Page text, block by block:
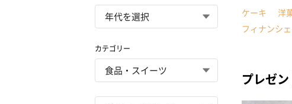
カテゴリー
ケーキ 洋
フィナンシェ
プレゼン